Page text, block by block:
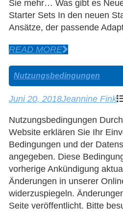
Sie mehr… Was gibt es
Starter Sets In den neuen
Ansätze, der passende
READ MORE
Nutzungsbedingungen
Juni 20, 2018Jeannine Fink
Nutzungsbedingungen
Website erklären Sie Ihr
Bedingungen und der
angegeben. Diese
vorherige Ankündigung
Änderungen in unserer
widerzuspiegeln.
Seite veröffentlicht. Bitte